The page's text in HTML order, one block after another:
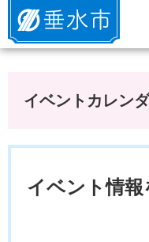
垂水市
イベントカレン
イベント情